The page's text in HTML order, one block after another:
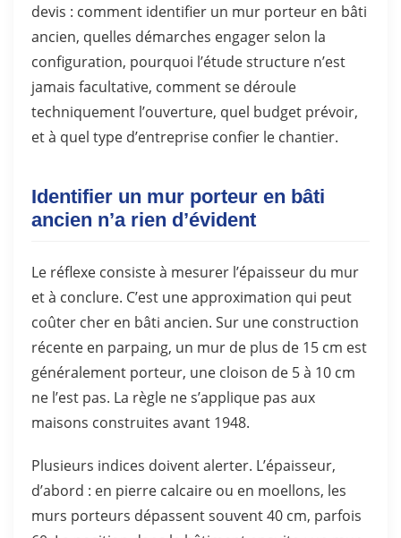
devis : comment identifier un mur porteur en bâti
ancien, quelles démarches engager selon la
configuration, pourquoi l’étude structure n’est
jamais facultative, comment se déroule
techniquement l’ouverture, quel budget prévoir,
et à quel type d’entreprise confier le chantier.
Identifier un mur porteur en bâti
ancien n’a rien d’évident
Le réflexe consiste à mesurer l’épaisseur du mur
et à conclure. C’est une approximation qui peut
coûter cher en bâti ancien. Sur une construction
récente en parpaing, un mur de plus de 15 cm est
généralement porteur, une cloison de 5 à 10 cm
ne l’est pas. La règle ne s’applique pas aux
maisons construites avant 1948.
Plusieurs indices doivent alerter. L’épaisseur,
d’abord : en pierre calcaire ou en moellons, les
murs porteurs dépassent souvent 40 cm, parfois